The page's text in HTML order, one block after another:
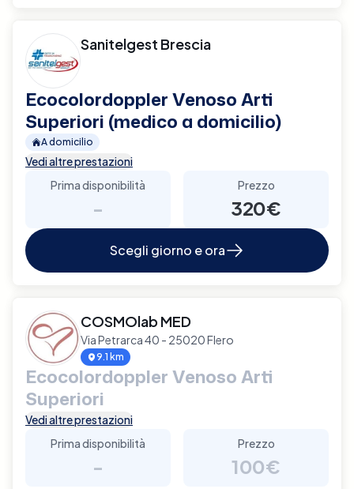
Sanitelgest Brescia
Ecocolordoppler Venoso Arti
Superiori (medico a domicilio)
A domicilio
Vedi altre prestazioni
Prima disponibilità
-
Prezzo
320€
Scegli giorno e ora
COSMOlab MED
Via Petrarca 40 - 25020 Flero
9.1 km
Ecocolordoppler Venoso Arti
Superiori
Vedi altre prestazioni
Prima disponibilità
-
Prezzo
100€